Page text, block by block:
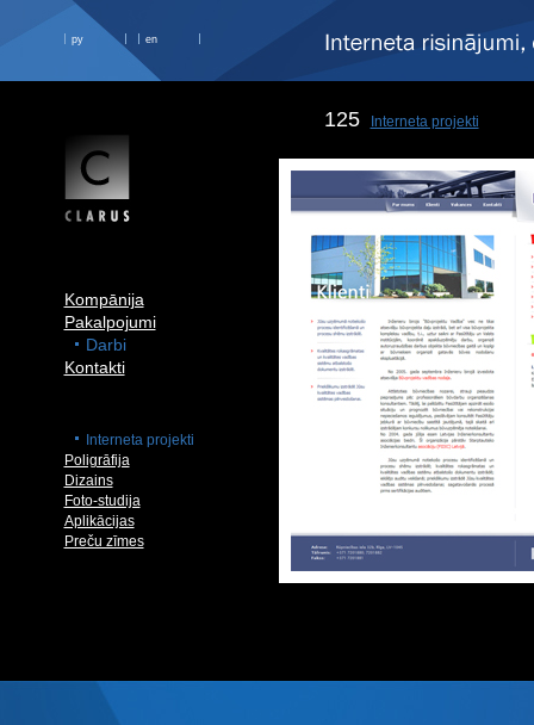
ру en
Kompānija
Pakalpojumi
Darbi
Kontakti
Interneta projekti
Poligrāfija
Dizains
Foto-studija
Aplikācijas
Preču zīmes
125 Interneta projekti